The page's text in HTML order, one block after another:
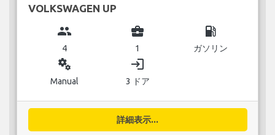
VOLKSWAGEN UP
group
4
business_center
1
local_gas_station
ガソリン
miscellaneous_services
Manual
login
3 ドア
詳細表示...